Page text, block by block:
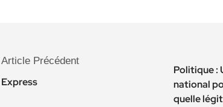
Article Précédent
Express
Politique :
national
quelle